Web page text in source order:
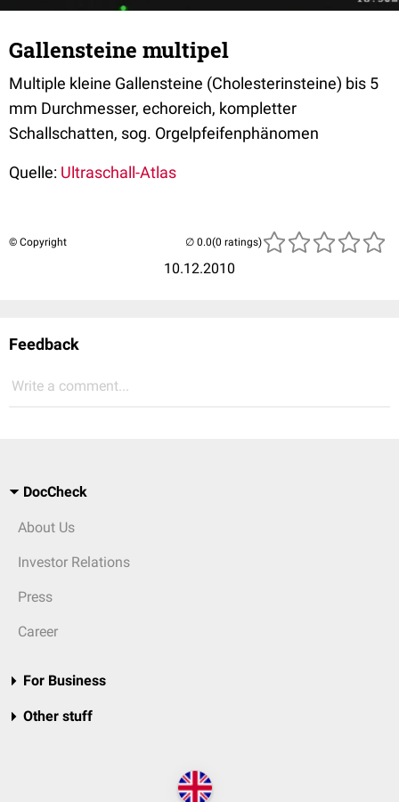
Gallensteine multipel
Multiple kleine Gallensteine (Cholesterinsteine) bis 5
mm Durchmesser, echoreich, kompletter
Schallschatten, sog. Orgelpfeifenphänomen
Quelle: Ultraschall-Atlas
© Copyright
10.12.2010
(0 ratings)
Feedback
Write a comment...
DocCheck
About Us
Investor Relations
Press
Career
For Business
Other stuff